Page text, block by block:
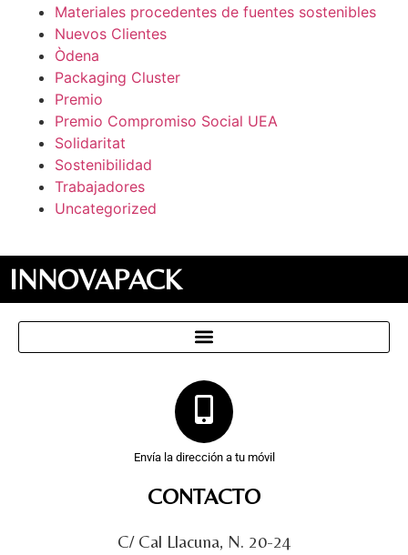
Materiales procedentes de fuentes sostenibles
Nuevos Clientes
Òdena
Packaging Cluster
Premio
Premio Compromiso Social UEA
Solidaritat
Sostenibilidad
Trabajadores
Uncategorized
INNOVAPACK
Envía la dirección a tu móvil
CONTACTO
C/ Cal Llacuna, N. 20-24